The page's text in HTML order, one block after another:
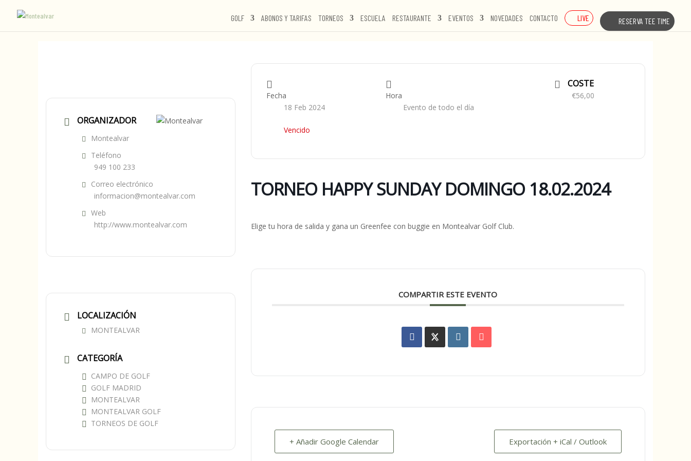
GOLF ABONOS Y TARIFAS TORNEOS ESCUELA RESTAURANTE EVENTOS NOVEDADES CONTACTO LIVE RESERVA TEE TIME
ORGANIZADOR
Montealvar
Teléfono
949 100 233
Correo electrónico
informacion@montealvar.com
Web
http://www.montealvar.com
LOCALIZACIÓN
MONTEALVAR
CATEGORÍA
CAMPO DE GOLF
GOLF MADRID
MONTEALVAR
MONTEALVAR GOLF
TORNEOS DE GOLF
Fecha
18 Feb 2024
Vencido
Hora
Evento de todo el día
COSTE
€56,00
TORNEO HAPPY SUNDAY DOMINGO 18.02.2024
Elige tu hora de salida y gana un Greenfee con buggie en Montealvar Golf Club.
COMPARTIR ESTE EVENTO
+ Añadir Google Calendar Exportación + iCal / Outlook